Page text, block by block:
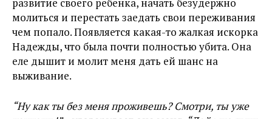
развитие своего ребенка, начать безудержно
молиться и перестать заедать свои переживания
чем попало. Появляется какая-то жалкая искорка
Надежды, что была почти полностью убита. Она
еле дышит и молит меня дать ей шанс на
выживание.
“Ну как ты без меня проживешь? Смотри, ты уже